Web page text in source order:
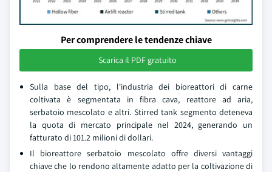
Per comprendere le tendenze chiave
Scarica il PDF gratuito
Sulla base del tipo, l'industria dei bioreattori di carne
coltivata è segmentata in fibra cava, reattore ad aria,
serbatoio mescolato e altri. Stirred tank segmento deteneva
la quota di mercato principale nel 2024, generando un
fatturato di 101.2 milioni di dollari.
Il bioreattore serbatoio mescolato offre diversi vantaggi
chiave che lo rendono altamente adatto per la coltivazione di